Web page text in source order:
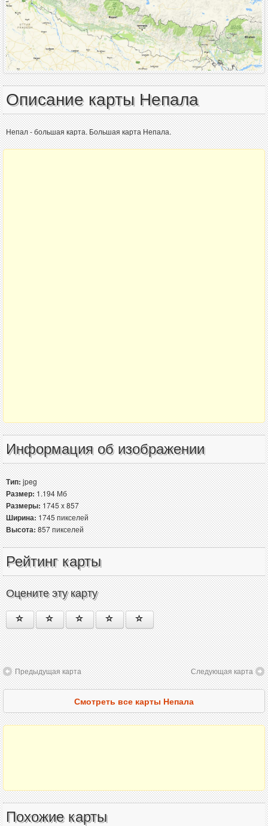
Описание карты Непала
Непал - большая карта. Большая карта Непала.
Информация об изображении
Тип:jpeg
Размер:1.194 Мб
Размеры:1745 x 857
Ширина:1745 пикселей
Высота:857 пикселей
Рейтинг карты
Оцените эту карту
Предыдущая карта Следующая карта
Смотреть все карты Непала
Похожие карты